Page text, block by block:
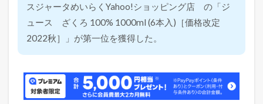
スジャータめいらくYahoo!ショッピング店 の「ジ
ュース ざくろ 100% 1000ml (6本入)［価格改定
2022秋］」が第一位を獲得した。